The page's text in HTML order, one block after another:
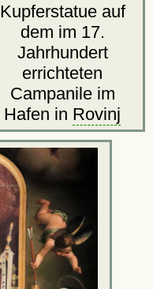
Kupferstatue auf
dem im 17.
Jahrhundert
errichteten
Campanile im
Hafen in Rovinj